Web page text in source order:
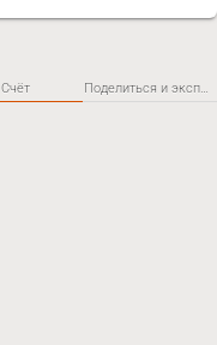
Счёт Поделиться и экспортировать